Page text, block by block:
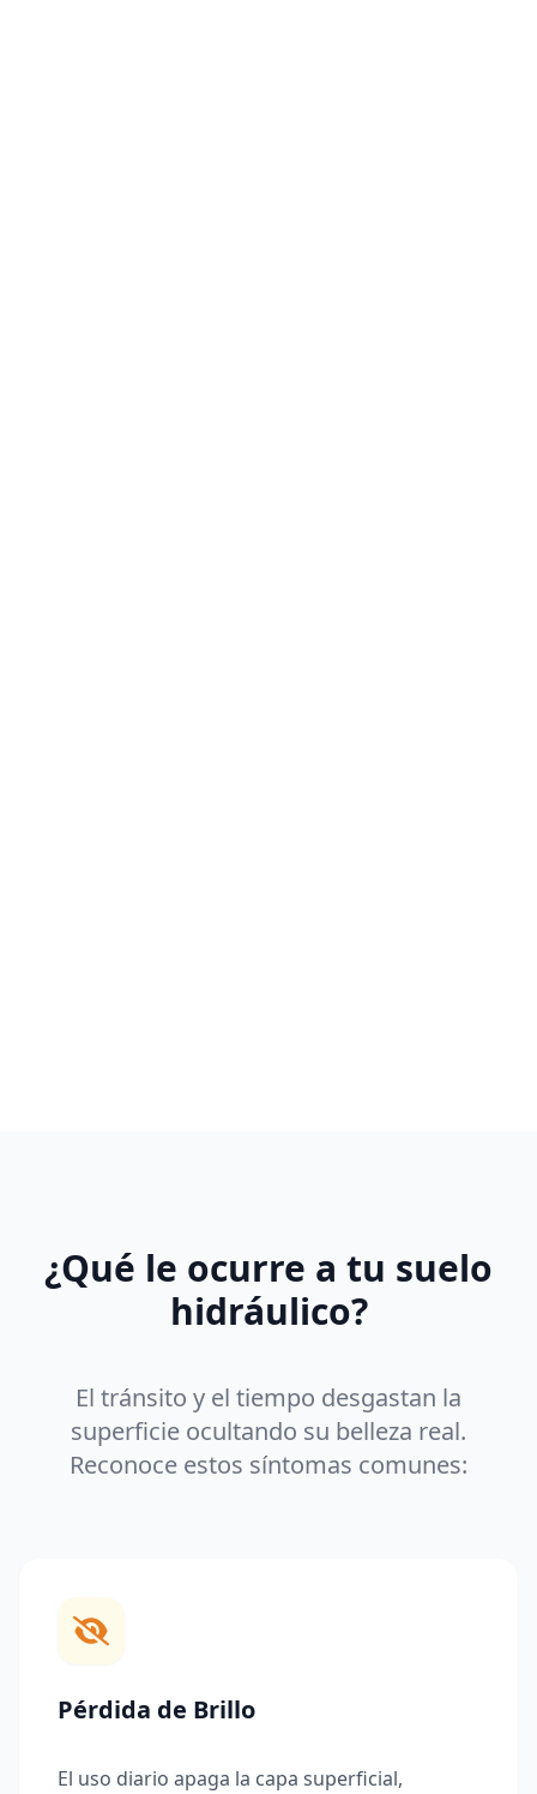
¿Qué le ocurre a tu suelo
hidráulico?
El tránsito y el tiempo desgastan la
superficie ocultando su belleza real.
Reconoce estos síntomas comunes:
Pérdida de Brillo
El uso diario apaga la capa superficial,